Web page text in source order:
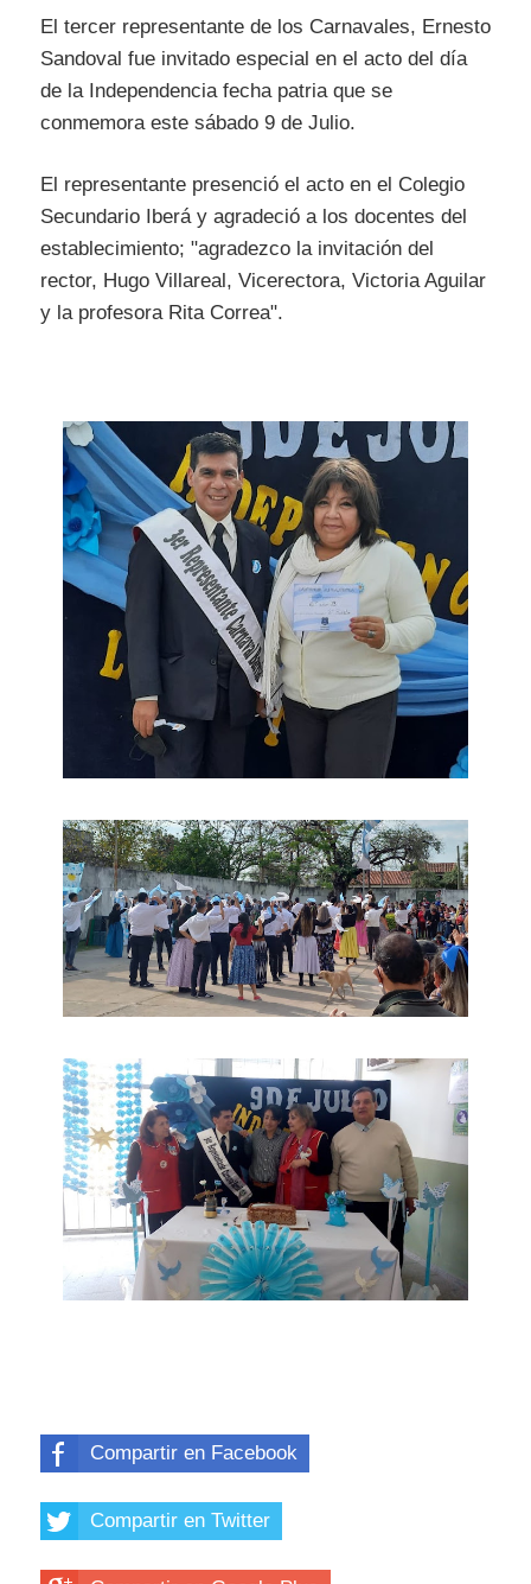
El tercer representante de los Carnavales, Ernesto
Sandoval fue invitado especial en el acto del día
de la Independencia fecha patria que se
conmemora este sábado 9 de Julio.
El representante presenció el acto en el Colegio
Secundario Iberá y agradeció a los docentes del
establecimiento; "agradezco la invitación del
rector, Hugo Villareal, Vicerectora, Victoria Aguilar
y la profesora Rita Correa".
Compartir en Facebook
Compartir en Twitter